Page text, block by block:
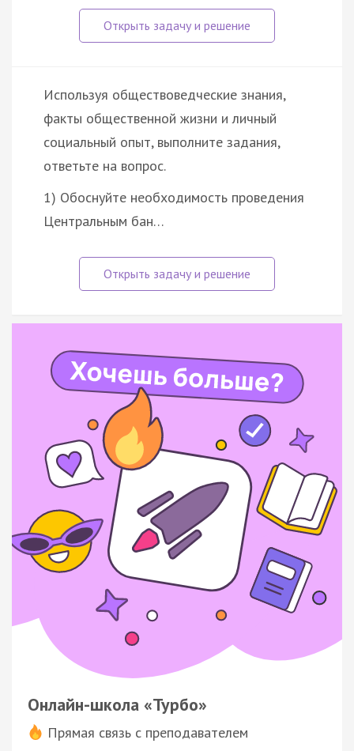
Используя обществоведческие знания,
факты общественной жизни и личный
социальный опыт, выполните задания,
ответьте на вопрос.
1) Обоснуйте необходимость проведения
Центральным бан…
Онлайн-школа «Турбо»
Прямая связь с преподавателем